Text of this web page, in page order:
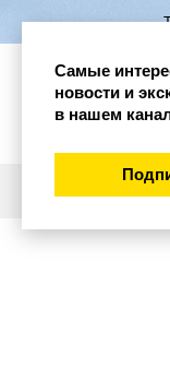
Самые
новости и
в нашем